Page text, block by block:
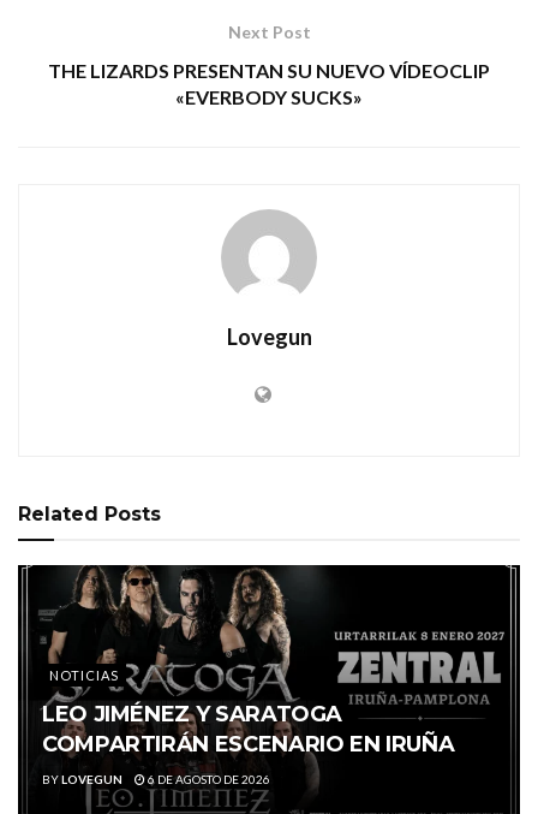
Next Post
THE LIZARDS PRESENTAN SU NUEVO VÍDEOCLIP
«EVERBODY SUCKS»
Lovegun
Related Posts
NOTICIAS
LEO JIMÉNEZ Y SARATOGA
COMPARTIRÁN ESCENARIO EN IRUÑA
BYLOVEGUN 6 DE AGOSTO DE 2026